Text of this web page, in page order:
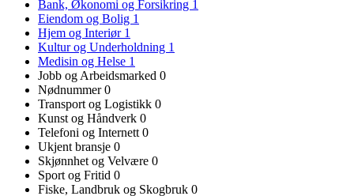
Bank, Økonomi og Forsikring 1
Eiendom og Bolig 1
Hjem og Interiør 1
Kultur og Underholdning 1
Medisin og Helse 1
Jobb og Arbeidsmarked 0
Nødnummer0
Transport og Logistikk 0
Kunst og Håndverk 0
Telefoni og Internett 0
Ukjent bransje 0
Skjønnhet og Velvære 0
Sport og Fritid 0
Fiske, Landbruk og Skogbruk 0